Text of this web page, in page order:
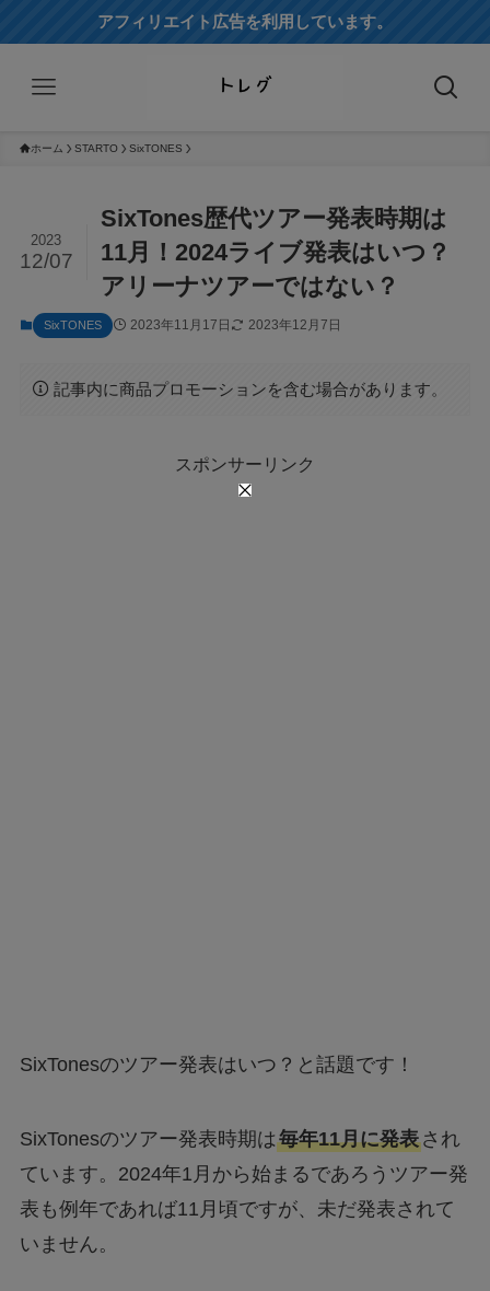
アフィリエイト広告を利用しています。
ホーム STARTO SixTONES
SixTones歴代ツアー発表時期は
11月！2024ライブ発表はいつ？
アリーナツアーではない？
2023
12/07
SixTONES 2023年11月17日 2023年12月7日
記事内に商品プロモーションを含む場合があります。
スポンサーリンク
SixTonesのツアー発表はいつ？と話題です！
SixTonesのツアー発表時期は毎年11月に発表され
ています。2024年1月から始まるであろうツアー発
表も例年であれば11月頃ですが、未だ発表されて
いません。